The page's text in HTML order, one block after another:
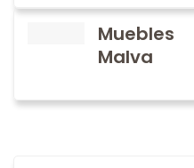
Muebles
Malva